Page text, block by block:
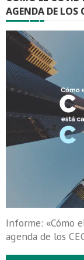
AGENDA DE LOS
Informe: «Cómo
agenda de los